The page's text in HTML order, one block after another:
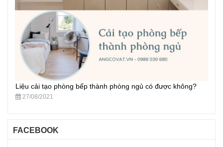
Liệu cải tạo phòng bếp thành phòng ngủ có được không?
27/08/2021
FACEBOOK